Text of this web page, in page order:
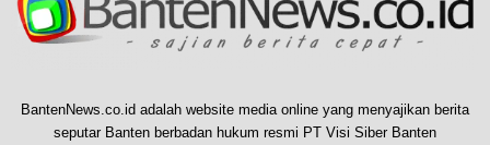
BantenNews.co.id adalah website media online yang menyajikan berita
seputar Banten berbadan hukum resmi PT Visi Siber Banten